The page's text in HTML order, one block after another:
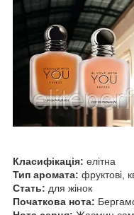
Класифікація: елітна
Тип аромата: фруктові,
Стать: для жінок
Початкова нота: